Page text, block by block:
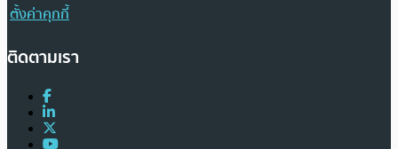
ตั้งค่าคุกกี้
ติดตามเรา